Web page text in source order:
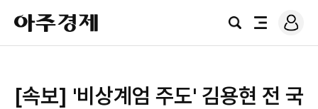
아
주
경
검
전
로
그
[속보] '비상계엄 주도' 김용현 전 국